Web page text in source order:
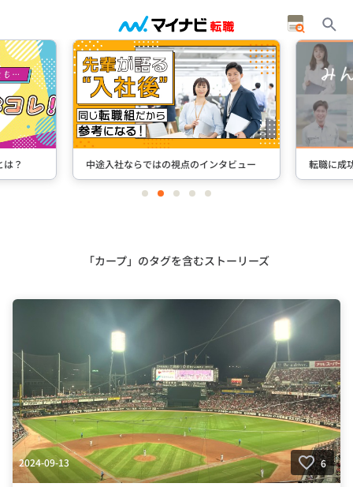
？ 中途入社ならではの視点のインタビュー 転職に成
itemitemitemitemitem
「カープ」のタグを含むストーリーズ
2024-09-13 6